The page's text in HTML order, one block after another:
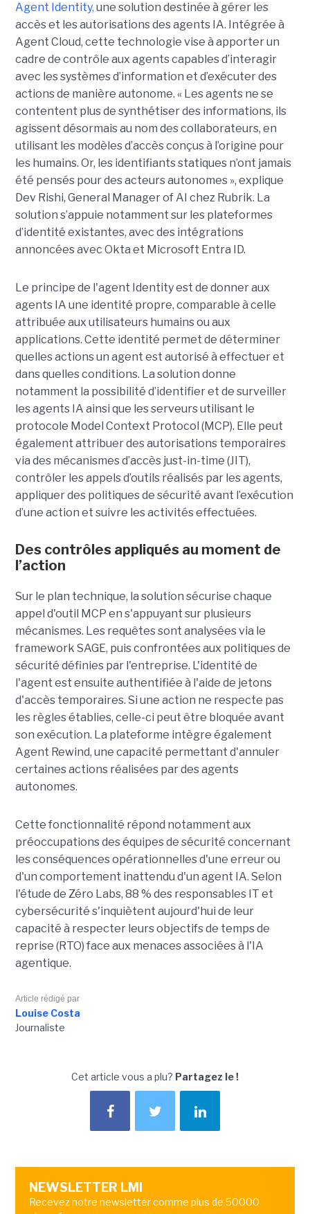
Agent Identity, une solution destinée à gérer les
accès et les autorisations des agents IA. Intégrée à
Agent Cloud, cette technologie vise à apporter un
cadre de contrôle aux agents capables d’interagir
avec les systèmes d’information et d’exécuter des
actions de manière autonome. « Les agents ne se
contentent plus de synthétiser des informations, ils
agissent désormais au nom des collaborateurs, en
utilisant les modèles d’accès conçus à l’origine pour
les humains. Or, les identifiants statiques n’ont jamais
été pensés pour des acteurs autonomes », explique
Dev Rishi, General Manager of AI chez Rubrik. La
solution s’appuie notamment sur les plateformes
d’identité existantes, avec des intégrations
annoncées avec Okta et Microsoft Entra ID.
Le principe de l'agent Identity est de donner aux
agents IA une identité propre, comparable à celle
attribuée aux utilisateurs humains ou aux
applications. Cette identité permet de déterminer
quelles actions un agent est autorisé à effectuer et
dans quelles conditions. La solution donne
notamment la possibilité d’identifier et de surveiller
les agents IA ainsi que les serveurs utilisant le
protocole Model Context Protocol (MCP). Elle peut
également attribuer des autorisations temporaires
via des mécanismes d’accès just-in-time (JIT),
contrôler les appels d’outils réalisés par les agents,
appliquer des politiques de sécurité avant l’exécution
d’une action et suivre les activités effectuées.
Des contrôles appliqués au moment de
l’action
Sur le plan technique, la solution sécurise chaque
appel d'outil MCP en s'appuyant sur plusieurs
mécanismes. Les requêtes sont analysées via le
framework SAGE, puis confrontées aux politiques de
sécurité définies par l'entreprise. L'identité de
l'agent est ensuite authentifiée à l'aide de jetons
d'accès temporaires. Si une action ne respecte pas
les règles établies, celle-ci peut être bloquée avant
son exécution. La plateforme intègre également
Agent Rewind, une capacité permettant d'annuler
certaines actions réalisées par des agents
autonomes.
Cette fonctionnalité répond notamment aux
préoccupations des équipes de sécurité concernant
les conséquences opérationnelles d'une erreur ou
d'un comportement inattendu d'un agent IA. Selon
l'étude de Zéro Labs, 88 % des responsables IT et
cybersécurité s'inquiètent aujourd'hui de leur
capacité à respecter leurs objectifs de temps de
reprise (RTO) face aux menaces associées à l'IA
agentique.
Article rédigé par
Louise Costa
Journaliste
Cet article vous a plu? Partagez le !
NEWSLETTER LMI
Recevez notre newsletter comme plus de 50000